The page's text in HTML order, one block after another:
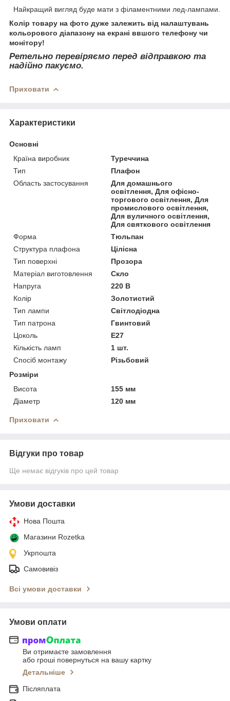
Найкращий вигляд буде мати з філаментними лед-лампами.
Колір товару на фото дуже залежить від налаштувань
кольорового діапазону на екрані ввшого телефону чи
монітору!
Ретельно перевіряємо перед відправкою та
надійно пакуємо.
Приховати
Характеристики
Основні
Країна виробник
Туреччина
Тип
Плафон
Область застосування
Для домашнього
освітлення, Для офісно-
торгового освітлення, Для
промислового освітлення,
Для вуличного освітлення,
Для святкового освітлення
Форма
Тюльпан
Структура плафона
Цілісна
Тип поверхні
Прозора
Матеріал виготовлення
Скло
Напруга
220 В
Колір
Золотистий
Тип лампи
Світлодіодна
Тип патрона
Гвинтовий
Цоколь
E27
Кількість ламп
1 шт.
Спосіб монтажу
Різьбовий
Розміри
Висота
155 мм
Діаметр
120 мм
Приховати
Відгуки про товар
Ще немає відгуків про цей товар
Умови доставки
Нова Пошта
Магазини Rozetka
Укрпошта
Самовивіз
Всі умови доставки
Умови оплати
Ви отримаєте замовлення
або гроші повернуться на вашу картку
Детальніше
Післяплата